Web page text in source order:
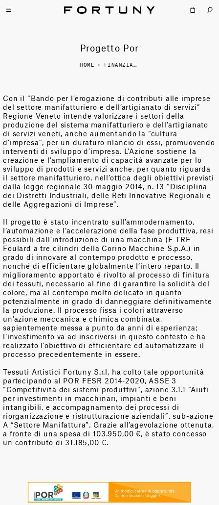
Progetto Por
HOME > FINANZIAMENTI
Con il “Bando per l’erogazione di contributi alle imprese
del settore manifatturiero e dell’artigianato di servizi”
Regione Veneto intende valorizzare i settori della
produzione del sistema manifatturiero e dell’artigianato
di servizi veneti, anche aumentando la “cultura
d’impresa”, per un duraturo rilancio di essi, promuovendo
interventi di sviluppo d’impresa. L’Azione sostiene la
creazione e l’ampliamento di capacità avanzate per lo
sviluppo di prodotti e servizi anche, per quanto riguarda
il settore manifatturiero, nell’ottica degli obiettivi previsti
dalla legge regionale 30 maggio 2014, n. 13 “Disciplina
dei Distretti Industriali, delle Reti Innovative Regionali e
delle Aggregazioni di Imprese”.
Il progetto è stato incentrato sull’ammodernamento,
l’automazione e l’accelerazione della fase produttiva, resi
possibili dall’introduzione di una macchina (F-TRE
Foulard a tre cilindri della Corino Macchine S.p.A.) in
grado di innovare al contempo prodotto e processo,
nonché di efficientare globalmente l’intero reparto. Il
miglioramento apportato é rivolto al processo di finitura
dei tessuti, necessario al fine di garantire la solidità del
colore, ma al contempo molto delicato in quanto
potenzialmente in grado di danneggiare definitivamente
la produzione. Il processo fissa i colori attraverso
un’azione meccanica e chimica combinata,
sapientemente messa a punto da anni di esperienza;
l’investimento va ad inscriversi in questo contesto e ha
realizzato l’obiettivo di efficientare ed automatizzare il
processo precedentemente in essere.
Tessuti Artistici Fortuny S.r.l. ha colto tale opportunità
partecipando al POR FESR 2014-2020, ASSE 3
“Competitività dei sistemi produttivi”, azione 3.1.1 “Aiuti
per investimenti in macchinari, impianti e beni
intangibili, e accompagnamento dei processi di
riorganizzazione e ristrutturazione aziendali”, sub-azione
A “Settore Manifattura”. Grazie all’agevolazione ottenuta,
a fronte di una spesa di 103.950,00 €, è stato concesso
un contributo di 31.185,00 €.